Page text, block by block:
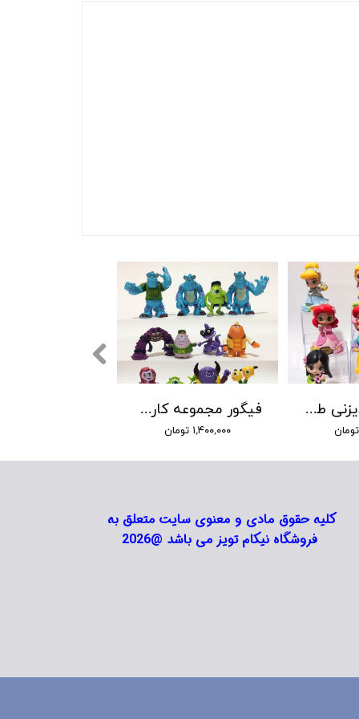
فیگور مجموعه کارخانه هیولا ها
۱,۴۰۰,۰۰۰ تومان
پرنسسهای دیزنی طرح جدید پایه دار
فروشگاه نیکام تویز می باشد @2026